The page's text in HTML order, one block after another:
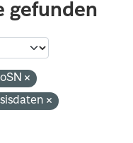
gefunden